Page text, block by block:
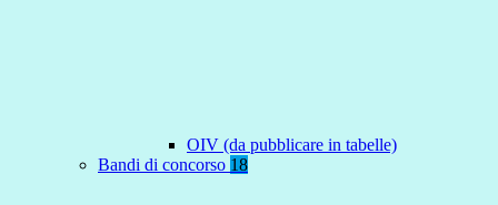
OIV (da pubblicare in tabelle)
Bandi di concorso 18